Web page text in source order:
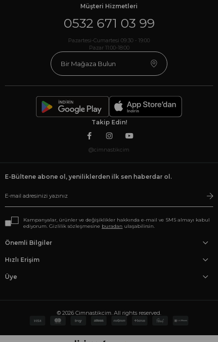
Müşteri Hizmetleri
0532 671 03 99
Pazartesi-Cumartesi 09:30 - 19:00
Pazar 11:00-18:00
Bir Mağaza Bulun
Takip Edin!
@cimnastikcim
E-Bültene abone ol, yeniliklerden ilk sen haberdar ol.
Kampanyalar, ürünler ve değişiklikler hakkında e-mail ve SMS almayı kabul
ediyorum. Gizlilik sözleşmesine buradan ulaşabilirsin.
Önemli Bilgiler
Hızlı Erişim
Üye
© 2026 Cimnastikcim. All rights reserved.